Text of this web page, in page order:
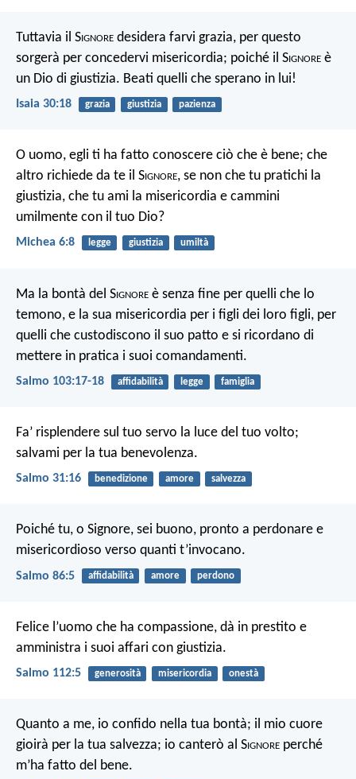
Tuttavia il Signore desidera farvi grazia, per questo
sorgerà per concedervi misericordia; poiché il Signore è
un Dio di giustizia. Beati quelli che sperano in lui!
Isaia 30:18 grazia giustizia pazienza
O uomo, egli ti ha fatto conoscere ciò che è bene; che
altro richiede da te il Signore, se non che tu pratichi la
giustizia, che tu ami la misericordia e cammini
umilmente con il tuo Dio?
Michea 6:8 legge giustizia umiltà
Ma la bontà del Signore è senza fine per quelli che lo
temono, e la sua misericordia per i figli dei loro figli, per
quelli che custodiscono il suo patto e si ricordano di
mettere in pratica i suoi comandamenti.
Salmo 103:17-18 affidabilità legge famiglia
Fa’ risplendere sul tuo servo la luce del tuo volto;
salvami per la tua benevolenza.
Salmo 31:16 benedizione amore salvezza
Poiché tu, o Signore, sei buono, pronto a perdonare e
misericordioso verso quanti t’invocano.
Salmo 86:5 affidabilità amore perdono
Felice l’uomo che ha compassione, dà in prestito e
amministra i suoi affari con giustizia.
Salmo 112:5 generosità misericordia onestà
Quanto a me, io confido nella tua bontà; il mio cuore
gioirà per la tua salvezza; io canterò al Signore perché
m’ha fatto del bene.